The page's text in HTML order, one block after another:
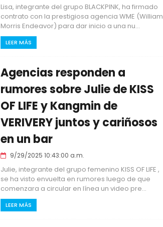
Lisa, integrante del grupo BLACKPINK, ha firmado
contrato con la prestigiosa agencia WME (William
Morris Endeavor) para dar inicio a una nu...
LEER MÁS
Agencias responden a
rumores sobre Julie de KISS
OF LIFE y Kangmin de
VERIVERY juntos y cariñosos
en un bar
9/29/2025 10:43:00 a.m.
Julie, integrante del grupo femenino KISS OF LIFE ,
se ha visto envuelta en rumores luego de que
comenzara a circular en línea un video pre...
LEER MÁS